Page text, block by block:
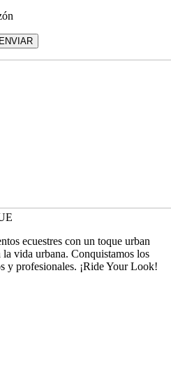
ENVIAR
ecuestres con un toque urban
vida urbana. Conquistamos los
y profesionales. ¡Ride Your Look!